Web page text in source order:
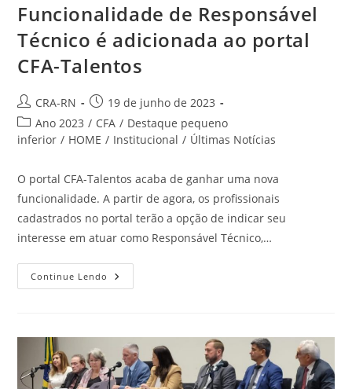
Funcionalidade de Responsável
Técnico é adicionada ao portal
CFA-Talentos
Autor
do
post:
CRA-RN
Post
publicado:
19 de junho de 2023
Categoria
do
Ano 2023 / CFA / Destaque pequeno
inferior / HOME / Institucional / Últimas Notícias
O portal CFA-Talentos acaba de ganhar uma nova
funcionalidade. A partir de agora, os profissionais
cadastrados no portal terão a opção de indicar seu
interesse em atuar como Responsável Técnico,…
Continue Lendo Funcionalidade
De
Portal
CFA-
Talentos